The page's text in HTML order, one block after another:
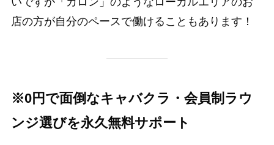
店の方が自分のペースで働けることもあります！
※0円で面倒なキャバクラ・会員制ラウ
ンジ選びを永久無料サポート